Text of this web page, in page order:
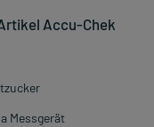
Accu-Chek
Messgerät